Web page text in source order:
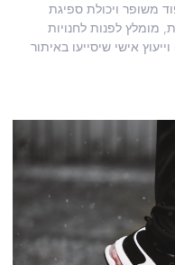
משופר ויכולת ספיגת
מומלץ לפנות לחנויות
אישי שיסייעו באיתור